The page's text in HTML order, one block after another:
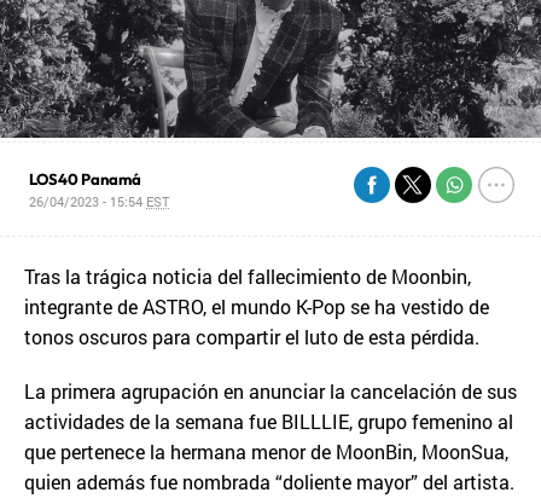
LOS40 Panamá
26/04/2023 - 15:54 EST
Tras la trágica noticia del fallecimiento de Moonbin,
integrante de ASTRO, el mundo K-Pop se ha vestido de
tonos oscuros para compartir el luto de esta pérdida.
La primera agrupación en anunciar la cancelación de sus
actividades de la semana fue BILLLIE, grupo femenino al
que pertenece la hermana menor de MoonBin, MoonSua,
quien además fue nombrada “doliente mayor” del artista.